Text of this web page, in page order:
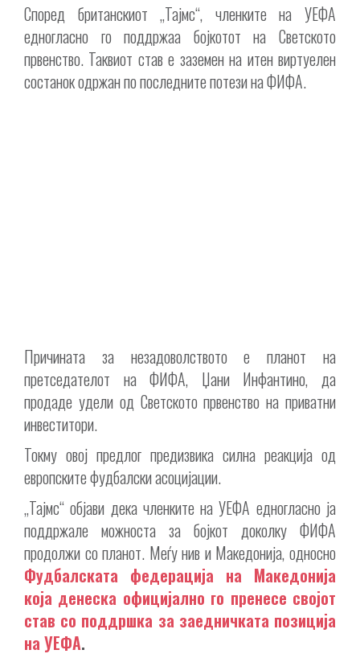
Според британскиот „Тајмс“, членките на УЕФА
едногласно го поддржаа бојкотот на Светското
првенство. Таквиот став е заземен на итен виртуелен
состанок одржан по последните потези на ФИФА.
Причината за незадоволството е планот на
претседателот на ФИФА, Џани Инфантино, да
продаде удели од Светското првенство на приватни
инвеститори.
Токму овој предлог предизвика силна реакција од
европските фудбалски асоцијации.
„Тајмс“ објави дека членките на УЕФА едногласно ја
поддржале можноста за бојкот доколку ФИФА
продолжи со планот. Меѓу нив и Македонија, односно
Фудбалската федерација на Македонија
која денеска официјално го пренесе својот
став со поддршка за заедничката позиција
на УЕФА.